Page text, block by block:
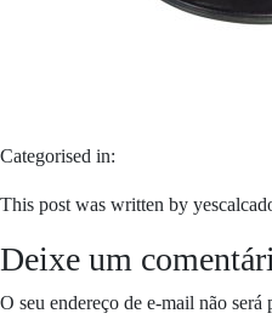
Categorised in:
This post was written by
Deixe um
O seu endereço de e-mail não será